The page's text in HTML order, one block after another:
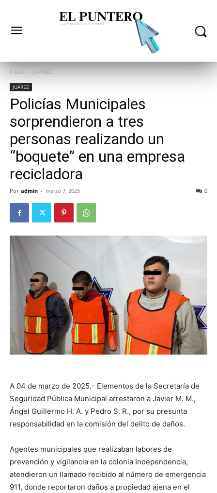
Inicio JUÁREZ
JUÁREZ
Policías Municipales
sorprendieron a tres
personas realizando un
“boquete” en una empresa
recicladora
Por admin - marzo 7, 2025 0
A 04 de marzo de 2025.- Elementos de la Secretaría de
Seguridad Pública Municipal arrestaron a Javier M. M.,
Ángel Guillermo H. A. y Pedro S. R., por su presunta
responsabilidad en la comisión del delito de daños.
Agentes municipales que realizaban labores de
prevención y vigilancia en la colonia Independencia,
atendieron un llamado recibido al número de emergencia
911, donde reportaron daños a propiedad ajena en el